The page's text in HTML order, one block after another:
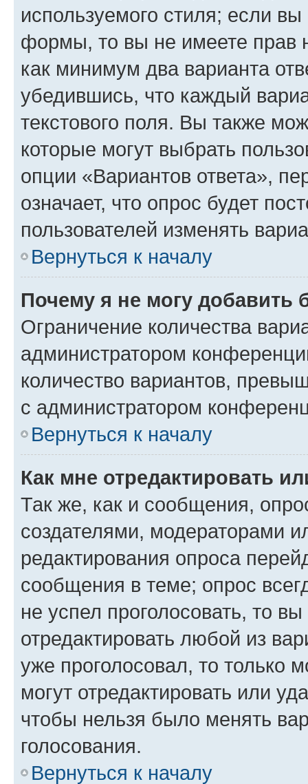
используемого стиля; если
формы, то вы не имеете прав
как минимум два варианта
убедившись, что каждый
текстового поля. Вы также
которые могут выбрать
опции «Вариантов ответа»,
означает, что опрос будет
пользователей изменять
Вернуться к началу
Почему я не могу добавить
Ограничение количества
администратором
количество вариантов,
с администратором
Вернуться к началу
Как мне отредактировать
Так же, как и сообщения,
создателями, модераторами
редактирования опроса
сообщения в теме; опрос
не успел проголосовать, то
отредактировать любой из
уже проголосовал, то только
могут отредактировать или
чтобы нельзя было менять
голосования.
Вернуться к началу